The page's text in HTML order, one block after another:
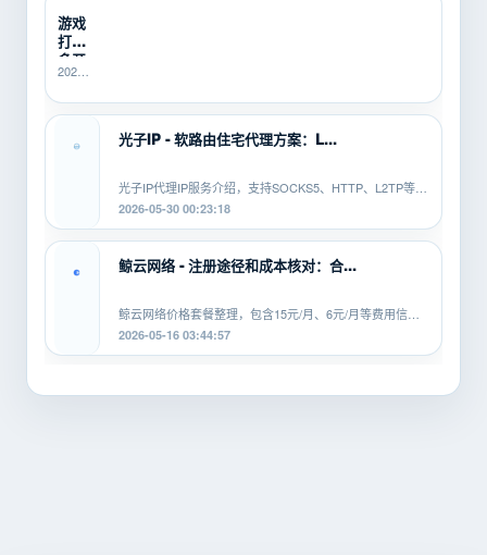
游戏
打金
多开
总翻
先用
2026-
16:14:49
光子IP - 软路由住宅代理方案：L...
光子IP代理IP服务介绍，支持SOCKS5、HTTP、L2TP等协
议，适配安卓、PC、软路由等平...
2026-05-30 00:23:18
鲸云网络 - 注册途径和成本核对：合...
鲸云网络价格套餐整理，包含15元/月、6元/月等费用信
息，覆盖SOCKS5、HTTP、L2TP等...
2026-05-16 03:44:57